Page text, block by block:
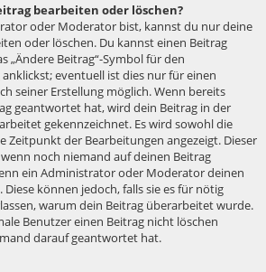
bearbeiten oder löschen?
oder Moderator bist, kannst du nur deine
oder löschen. Du kannst einen Beitrag
„Ändere Beitrag“-Symbol für den
eventuell ist dies nur für einen
seiner Erstellung möglich. Wenn bereits
geantwortet hat, wird dein Beitrag in der
gekennzeichnet. Es wird sowohl die
Zeitpunkt der Bearbeitungen angezeigt. Dieser
noch niemand auf deinen Beitrag
ein Administrator oder Moderator deinen
können jedoch, falls sie es für nötig
warum dein Beitrag überarbeitet wurde.
Benutzer einen Beitrag nicht löschen
darauf geantwortet hat.